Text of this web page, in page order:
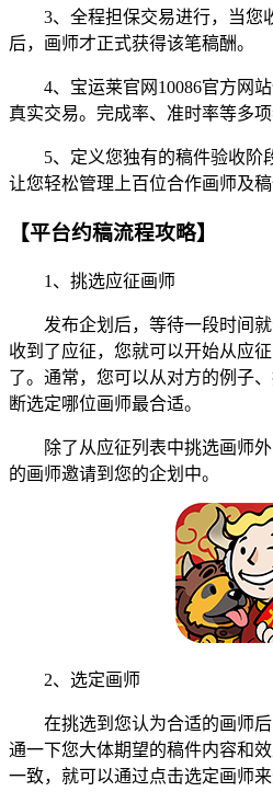
3、全程担保交易进行，当您
后，画师才正式获得该笔稿酬。
4、宝运莱官网10086官方网站
真实交易。完成率、准时率等多
5、定义您独有的稿件验收阶段
让您轻松管理上百位合作画师及稿
【平台约稿流程攻略】
1、挑选应征画师
发布企划后，等待一段时间就
收到了应征，您就可以开始从应
了。通常，您可以从对方的例子
断选定哪位画师最合适。
除了从应征列表中挑选画师外
的画师邀请到您的企划中。
2、选定画师
在挑选到您认为合适的画师后
通一下您大体期望的稿件内容和
一致，就可以通过点击选定画师